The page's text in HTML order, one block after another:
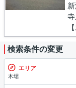
検索条件の変更
エリア
木場